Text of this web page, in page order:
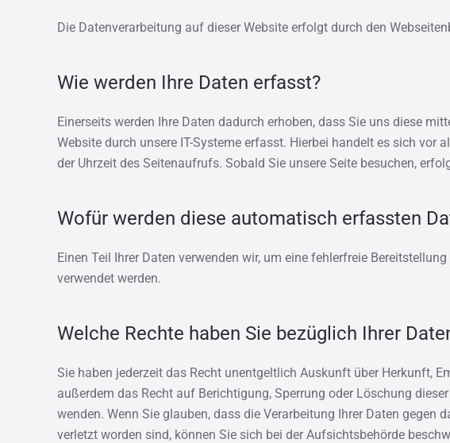
Die Datenverarbeitung auf dieser Website erfolgt durch den
Wie werden Ihre Daten erfasst?
Einerseits werden Ihre Daten dadurch erhoben, dass Sie uns diese
Website durch unsere IT-Systeme erfasst. Hierbei handelt es sich
der Uhrzeit des Seitenaufrufs. Sobald Sie unsere Seite besuchen,
Wofür werden diese automatisch erfassten
Einen Teil Ihrer Daten verwenden wir, um eine fehlerfreie
verwendet werden.
Welche Rechte haben Sie bezüglich Ihrer
Sie haben jederzeit das Recht unentgeltlich Auskunft über Herkunft,
außerdem das Recht auf Berichtigung, Sperrung oder Löschung
wenden. Wenn Sie glauben, dass die Verarbeitung Ihrer Daten
verletzt worden sind, können Sie sich bei der Aufsichtsbehörde